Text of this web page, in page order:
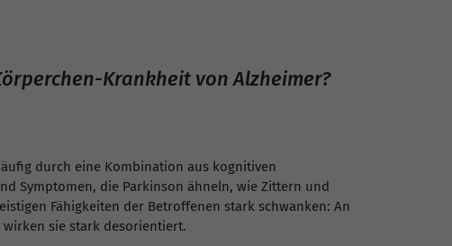
Krankheit von Alzheimer?
durch eine Kombination aus kognitiven
Symptomen, die Parkinson ähneln, wie Zittern und
Fähigkeiten der Betroffenen stark schwanken: An
wirken sie stark desorientiert.